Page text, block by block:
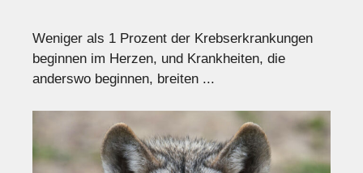
Weniger als 1 Prozent der Krebserkrankungen
beginnen im Herzen, und Krankheiten, die
anderswo beginnen, breiten ...